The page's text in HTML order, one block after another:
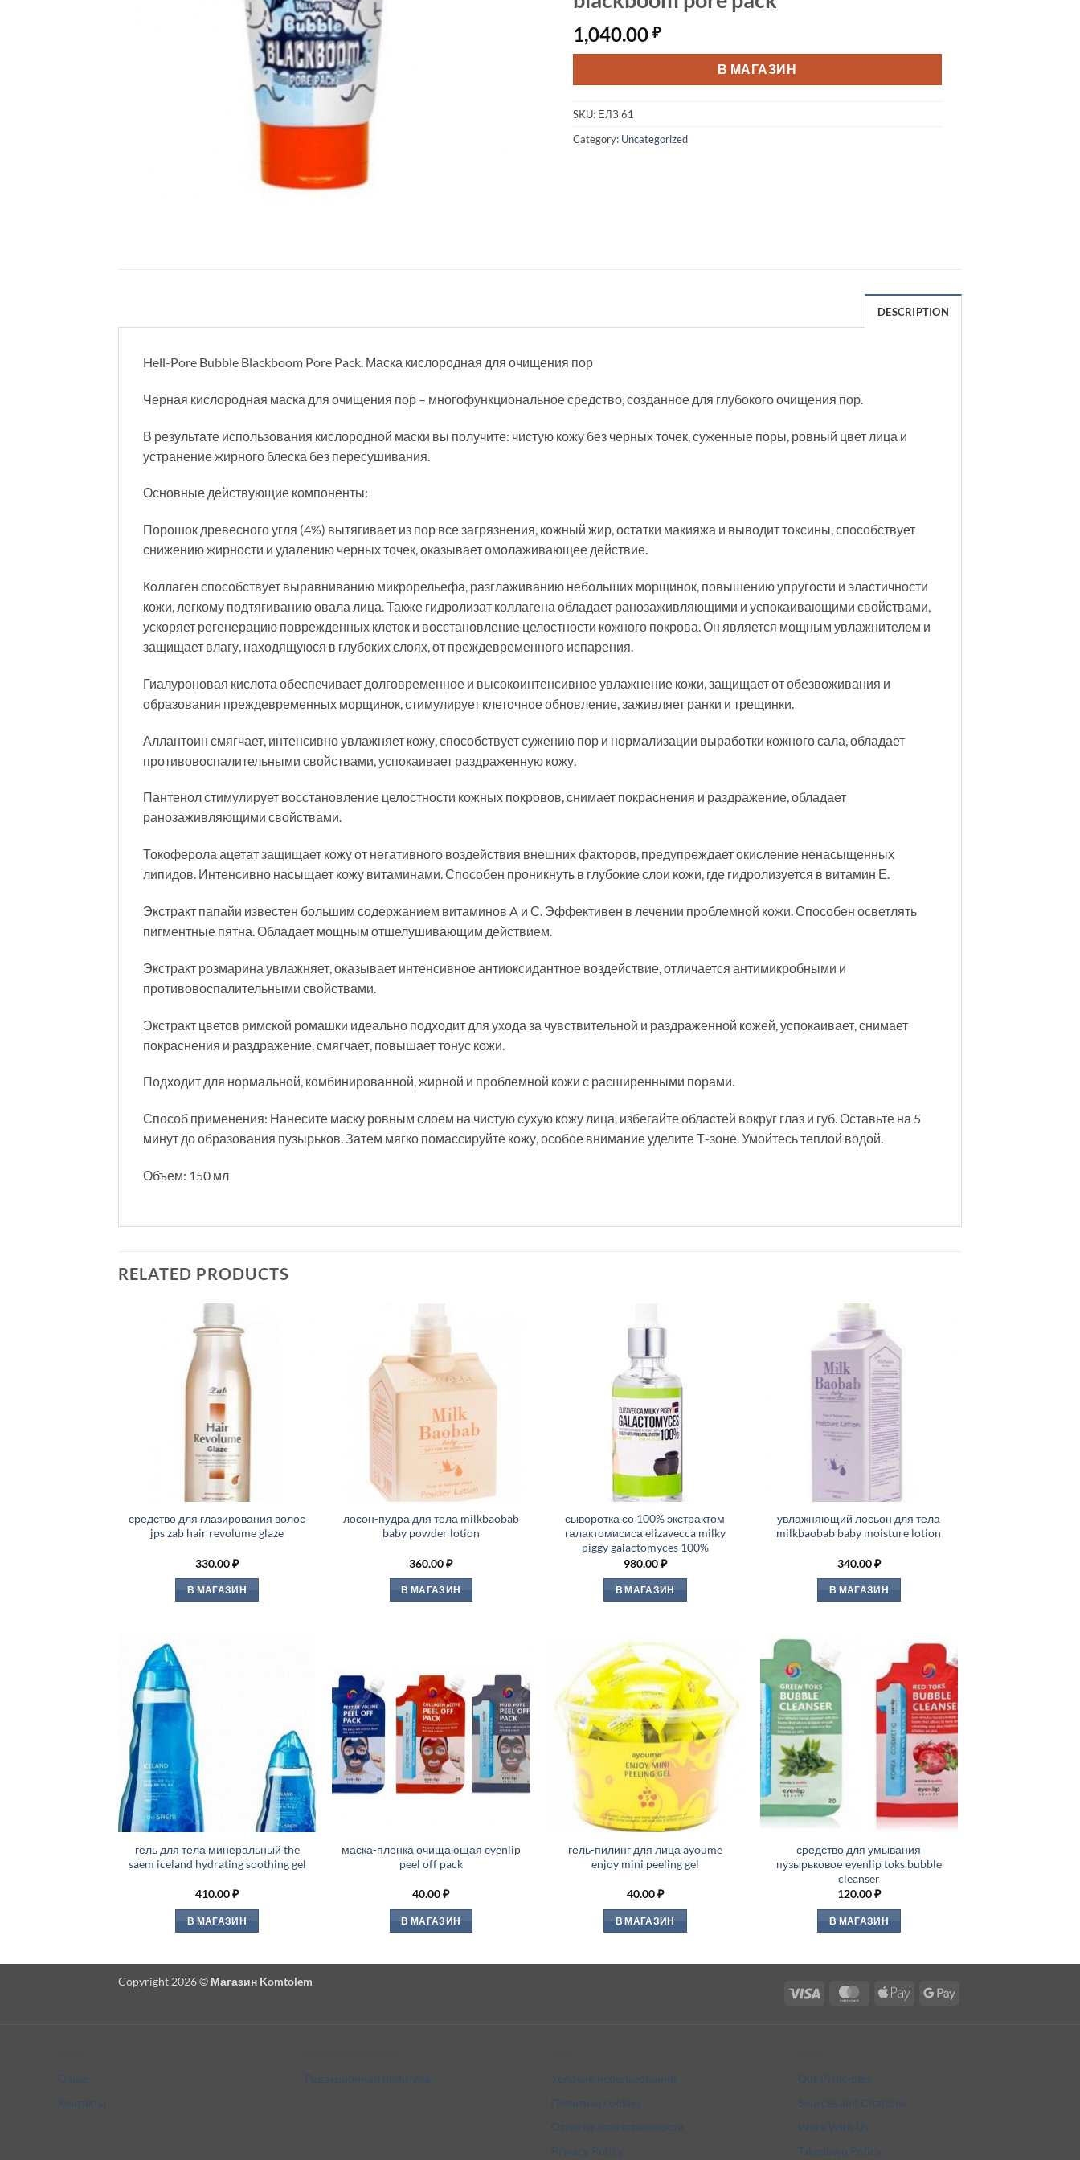
1,040.00 ₽
В МАГАЗИН
SKU: ЕЛЗ 61
Category: Uncategorized
DESCRIPTION
Hell-Pore Bubble Blackboom Pore Pack. Маска кислородная для очищения пор
Черная кислородная маска для очищения пор – многофункциональное средство, созданное для глубокого очищения пор.
В результате использования кислородной маски вы получите: чистую кожу без черных точек, суженные поры, ровный цвет лица и
устранение жирного блеска без пересушивания.
Основные действующие компоненты:
Порошок древесного угля (4%) вытягивает из пор все загрязнения, кожный жир, остатки макияжа и выводит токсины, способствует
снижению жирности и удалению черных точек, оказывает омолаживающее действие.
Коллаген способствует выравниванию микрорельефа, разглаживанию небольших морщинок, повышению упругости и эластичности
кожи, легкому подтягиванию овала лица. Также гидролизат коллагена обладает ранозаживляющими и успокаивающими свойствами,
ускоряет регенерацию поврежденных клеток и восстановление целостности кожного покрова. Он является мощным увлажнителем и
защищает влагу, находящуюся в глубоких слоях, от преждевременного испарения.
Гиалуроновая кислота обеспечивает долговременное и высокоинтенсивное увлажнение кожи, защищает от обезвоживания и
образования преждевременных морщинок, стимулирует клеточное обновление, заживляет ранки и трещинки.
Аллантоин смягчает, интенсивно увлажняет кожу, способствует сужению пор и нормализации выработки кожного сала, обладает
противовоспалительными свойствами, успокаивает раздраженную кожу.
Пантенол стимулирует восстановление целостности кожных покровов, снимает покраснения и раздражение, обладает
ранозаживляющими свойствами.
Токоферола ацетат защищает кожу от негативного воздействия внешних факторов, предупреждает окисление ненасыщенных
липидов. Интенсивно насыщает кожу витаминами. Способен проникнуть в глубокие слои кожи, где гидролизуется в витамин Е.
Экстракт папайи известен большим содержанием витаминов A и С. Эффективен в лечении проблемной кожи. Способен осветлять
пигментные пятна. Обладает мощным отшелушивающим действием.
Экстракт розмарина увлажняет, оказывает интенсивное антиоксидантное воздействие, отличается антимикробными и
противовоспалительными свойствами.
Экстракт цветов римской ромашки идеально подходит для ухода за чувствительной и раздраженной кожей, успокаивает, снимает
покраснения и раздражение, смягчает, повышает тонус кожи.
Подходит для нормальной, комбинированной, жирной и проблемной кожи с расширенными порами.
Способ применения: Нанесите маску ровным слоем на чистую сухую кожу лица, избегайте областей вокруг глаз и губ. Оставьте на 5
минут до образования пузырьков. Затем мягко помассируйте кожу, особое внимание уделите Т-зоне. Умойтесь теплой водой.
Объем: 150 мл
RELATED PRODUCTS
средство для глазирования волос
jps zab hair revolume glaze
330.00₽
В МАГАЗИН
лосон-пудра для тела milkbaobab
baby powder lotion
360.00₽
В МАГАЗИН
сыворотка со 100% экстрактом
галактомисиса elizavecca milky
piggy galactomyces 100%
980.00₽
В МАГАЗИН
увлажняющий лосьон для тела
milkbaobab baby moisture lotion
340.00₽
В МАГАЗИН
гель для тела минеральный the
saem iceland hydrating soothing gel
410.00₽
В МАГАЗИН
маска-пленка очищающая eyenlip
peel off pack
40.00₽
В МАГАЗИН
гель-пилинг для лица ayoume
enjoy mini peeling gel
40.00₽
В МАГАЗИН
средство для умывания
пузырьковое eyenlip toks bubble
cleanser
120.00₽
В МАГАЗИН
Visa MasterCardApple
Google
Copyright 2026 © Магазин Komtolem
О нас
Контакты
Редакционная политика
Условия использования
Политика cookies
Отказ от ответственности
Privacy Policy
Our Principles
Sources and Citations
Work With Us
Takedown Policy